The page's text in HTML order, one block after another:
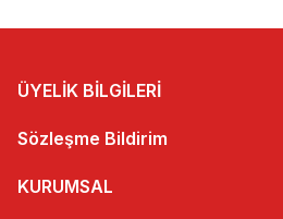
ÜYELİK BİLGİLERİ
Sözleşme Bildirim
KURUMSAL